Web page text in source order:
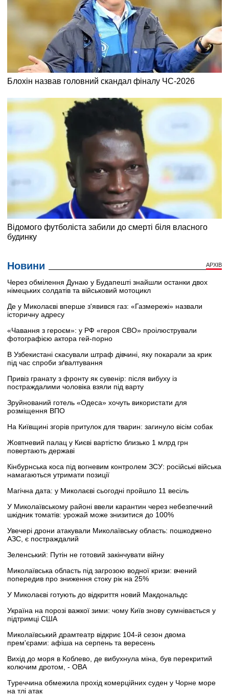
Новини АРХІВ
Через обмілення Дунаю у Будапешті знайшли останки двох
німецьких солдатів та військовий мотоцикл
Де у Миколаєві вперше з'явився газ: «Газмережі» назвали
історичну адресу
«Чавання з героєм»: у РФ «героя СВО» проілюстрували
фотографією актора гей-порно
В Узбекистані скасували штраф дівчині, яку покарали за крик
під час спроби зґвалтування
Привіз гранату з фронту як сувенір: після вибуху із
постраждалими чоловіка взяли під варту
Зруйнований готель «Одеса» хочуть використати для
розміщення ВПО
На Київщині згорів притулок для тварин: загинуло вісім собак
Жовтневий палац у Києві вартістю близько 1 млрд грн
повертають державі
Кінбурнська коса під вогневим контролем ЗСУ: російські війська
намагаються утримати позиції
Магічна дата: у Миколаєві сьогодні пройшло 11 весіль
У Миколаївському районі ввели карантин через небезпечний
шкідник томатів: урожай може знизитися до 100%
Увечері дрони атакували Миколаївську область: пошкоджено
АЗС, є постраждалий
Зеленський: Путін не готовий закінчувати війну
Миколаївська область під загрозою водної кризи: вчений
попередив про зниження стоку рік на 25%
У Миколаєві готують до відкриття новий Макдональдс
Україна на порозі важкої зими: чому Київ знову сумнівається у
підтримці США
Миколаївський драмтеатр відкриє 104-й сезон двома
прем'єрами: афіша на серпень та вересень
Вихід до моря в Коблево, де вибухнула міна, був перекритий
колючим дротом, - ОВА
Туреччина обмежила прохід комерційних суден у Чорне море
на тлі атак